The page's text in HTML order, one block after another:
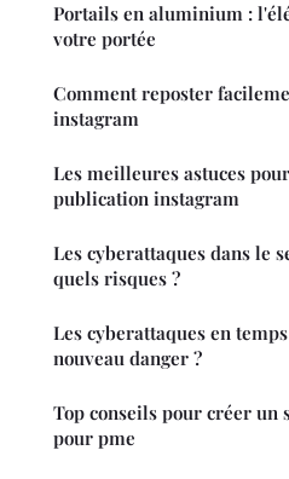
Portails en aluminium :
votre portée
Comment reposter
instagram
Les meilleures astuces
publication instagram
Les cyberattaques dans le
quels risques ?
Les cyberattaques en
nouveau danger ?
Top conseils pour créer
pour pme